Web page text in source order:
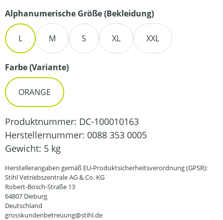
Alphanumerische Größe (Bekleidung)auswählen
L M S XL XXL
Farbe (Variante)auswählen
ORANGE
Produktnummer: DC-100010163
Herstellernummer: 0088 353 0005
Gewicht: 5 kg
Herstellerangaben gemäß EU-Produktsicherheitsverordnung (GPSR):
Stihl Vetriebszentrale AG & Co. KG
Robert-Bosch-Straße 13
64807 Dieburg
Deutschland
grosskundenbetreuung@stihl.de